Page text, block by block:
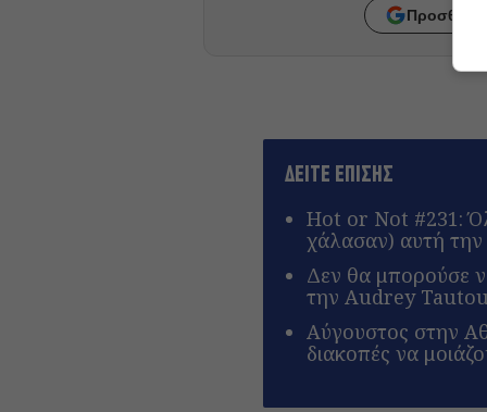
Προσθήκη
ΔΕΙΤΕ ΕΠΙΣΗΣ
Hot or Not #231:
χάλασαν) αυτή
Δεν θα μπορούσε
την Audrey Tautou
Αύγουστος στην
διακοπές να